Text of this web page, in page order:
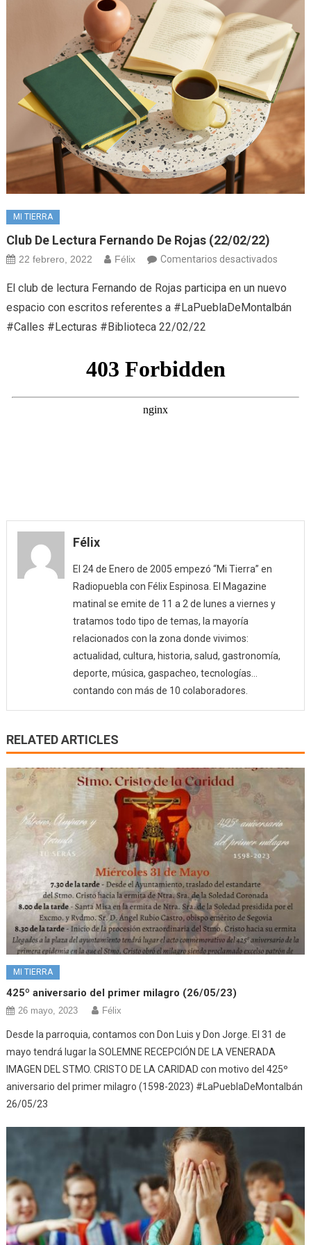
MI TIERRA
Club De Lectura Fernando De Rojas (22/02/22)
22 febrero, 2022 Félix Comentarios desactivadosen
de
lectura
El club de lectura Fernando de Rojas participa en un nuevo
espacio con escritos referentes a #LaPueblaDeMontalbán
#Calles #Lecturas #Biblioteca 22/02/22
Félix
El 24 de Enero de 2005 empezó “Mi Tierra” en
Radiopuebla con Félix Espinosa. El Magazine
matinal se emite de 11 a 2 de lunes a viernes y
tratamos todo tipo de temas, la mayoría
relacionados con la zona donde vivimos:
actualidad, cultura, historia, salud, gastronomía,
deporte, música, gaspacheo, tecnologías…
contando con más de 10 colaboradores.
RELATED ARTICLES
MI TIERRA
425º aniversario del primer milagro (26/05/23)
26 mayo, 2023 Félix
Desde la parroquia, contamos con Don Luis y Don Jorge. El 31 de
mayo tendrá lugar la SOLEMNE RECEPCIÓN DE LA VENERADA
IMAGEN DEL STMO. CRISTO DE LA CARIDAD con motivo del 425º
aniversario del primer milagro (1598-2023) #LaPueblaDeMontalbán
26/05/23